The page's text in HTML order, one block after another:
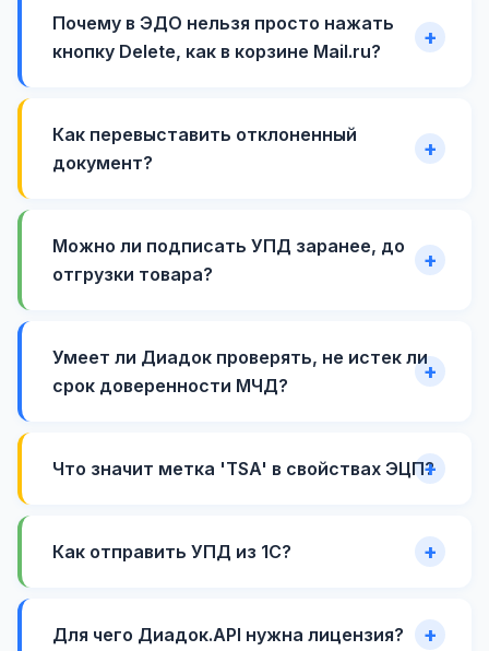
Почему в ЭДО нельзя просто нажать
кнопку Delete, как в корзине Mail.ru?
Как перевыставить отклоненный
документ?
Можно ли подписать УПД заранее, до
отгрузки товара?
Умеет ли Диадок проверять, не истек ли
срок доверенности МЧД?
Что значит метка 'TSA' в свойствах ЭЦП?
Как отправить УПД из 1С?
Для чего Диадок.API нужна лицензия?